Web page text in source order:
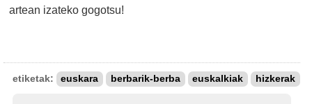
artean izateko gogotsu!
etiketak: euskara berbarik-berba euskalkiak hizkerak